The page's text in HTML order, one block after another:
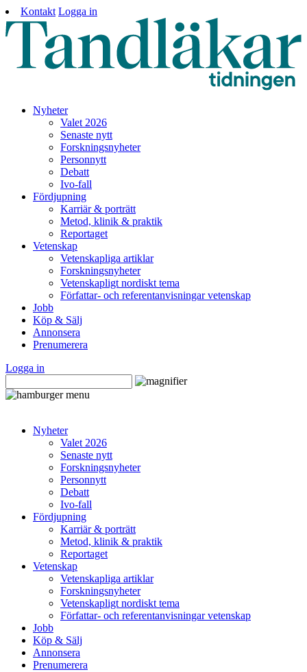
Kontakt Logga in
Nyheter
Valet 2026
Senaste nytt
Forskningsnyheter
Personnytt
Debatt
Ivo-fall
Fördjupning
Karriär & porträtt
Metod, klinik & praktik
Reportaget
Vetenskap
Vetenskapliga artiklar
Forskningsnyheter
Vetenskapligt nordiskt tema
Författar- och referentanvisningar vetenskap
Jobb
Köp & Sälj
Annonsera
Prenumerera
Logga in
Nyheter
Valet 2026
Senaste nytt
Forskningsnyheter
Personnytt
Debatt
Ivo-fall
Fördjupning
Karriär & porträtt
Metod, klinik & praktik
Reportaget
Vetenskap
Vetenskapliga artiklar
Forskningsnyheter
Vetenskapligt nordiskt tema
Författar- och referentanvisningar vetenskap
Jobb
Köp & Sälj
Annonsera
Prenumerera